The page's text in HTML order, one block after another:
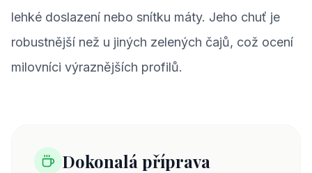
lehké doslazení nebo snítku máty. Jeho chuť je
robustnější než u jiných zelených čajů, což ocení
milovníci výraznějších profilů.
Dokonalá příprava